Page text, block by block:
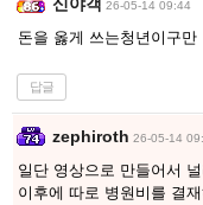
신야객 26-05-14 09:44
돈을 옳게 쓰는청년이구만
답글
zephiroth 26-05-14
일단 영상으로 만들어서
이후에 따로 병원비를 결